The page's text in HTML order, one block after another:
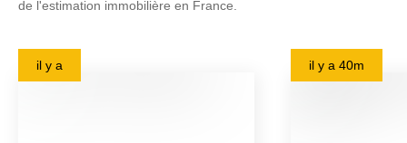
de l'estimation immobilière en France.
il y a il y a 40m